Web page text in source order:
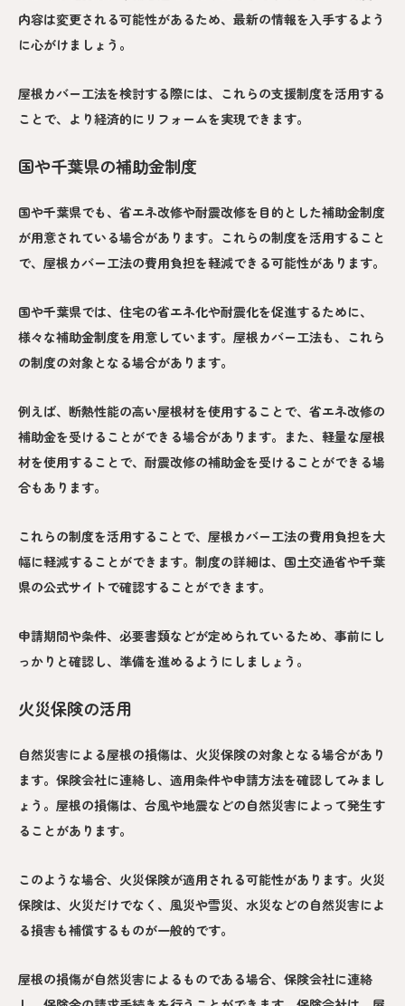
内容は変更される可能性があるため、最新の情報を入手するよう
に心がけましょう。
屋根カバー工法を検討する際には、これらの支援制度を活用する
ことで、より経済的にリフォームを実現できます。
国や千葉県の補助金制度
国や千葉県でも、省エネ改修や耐震改修を目的とした補助金制度
が用意されている場合があります。これらの制度を活用すること
で、屋根カバー工法の費用負担を軽減できる可能性があります。
国や千葉県では、住宅の省エネ化や耐震化を促進するために、
様々な補助金制度を用意しています。屋根カバー工法も、これら
の制度の対象となる場合があります。
例えば、断熱性能の高い屋根材を使用することで、省エネ改修の
補助金を受けることができる場合があります。また、軽量な屋根
材を使用することで、耐震改修の補助金を受けることができる場
合もあります。
これらの制度を活用することで、屋根カバー工法の費用負担を大
幅に軽減することができます。制度の詳細は、国土交通省や千葉
県の公式サイトで確認することができます。
申請期間や条件、必要書類などが定められているため、事前にし
っかりと確認し、準備を進めるようにしましょう。
火災保険の活用
自然災害による屋根の損傷は、火災保険の対象となる場合があり
ます。保険会社に連絡し、適用条件や申請方法を確認してみまし
ょう。屋根の損傷は、台風や地震などの自然災害によって発生す
ることがあります。
このような場合、火災保険が適用される可能性があります。火災
保険は、火災だけでなく、風災や雪災、水災などの自然災害によ
る損害も補償するものが一般的です。
屋根の損傷が自然災害によるものである場合、保険会社に連絡